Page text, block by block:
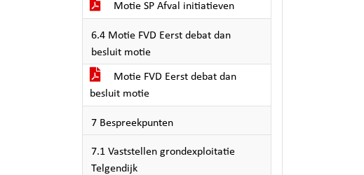
Motie SP Afval initiatieven
6.4 Motie FVD Eerst debat dan
besluit motie
Motie FVD Eerst debat dan
besluit motie
7 Bespreekpunten
7.1 Vaststellen grondexploitatie
Telgendijk